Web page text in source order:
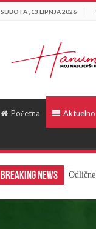
SUBOTA , 13 LIPNJA 2026
Početna Aktuelno
Breaking News